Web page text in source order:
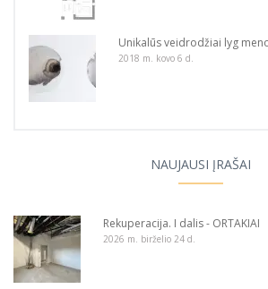
NAUJAUSI ĮRAŠAI
Rekuperacija. I dalis - ORTAKIAI
2026 m. birželio 24 d.
Unikalūs veidrodžiai lyg
2018 m. kovo 6 d.